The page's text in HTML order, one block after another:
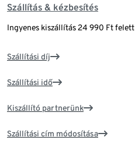
Szállítás & kézbesítés
Ingyenes kiszállítás 24 990 Ft felett
Szállítási díj
Szállítási idő
Kiszállító partnerünk
Szállítási cím módosítása